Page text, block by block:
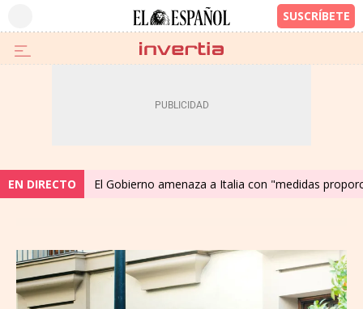
EN DIRECTO El Gobierno amenaza a Italia con "medidas